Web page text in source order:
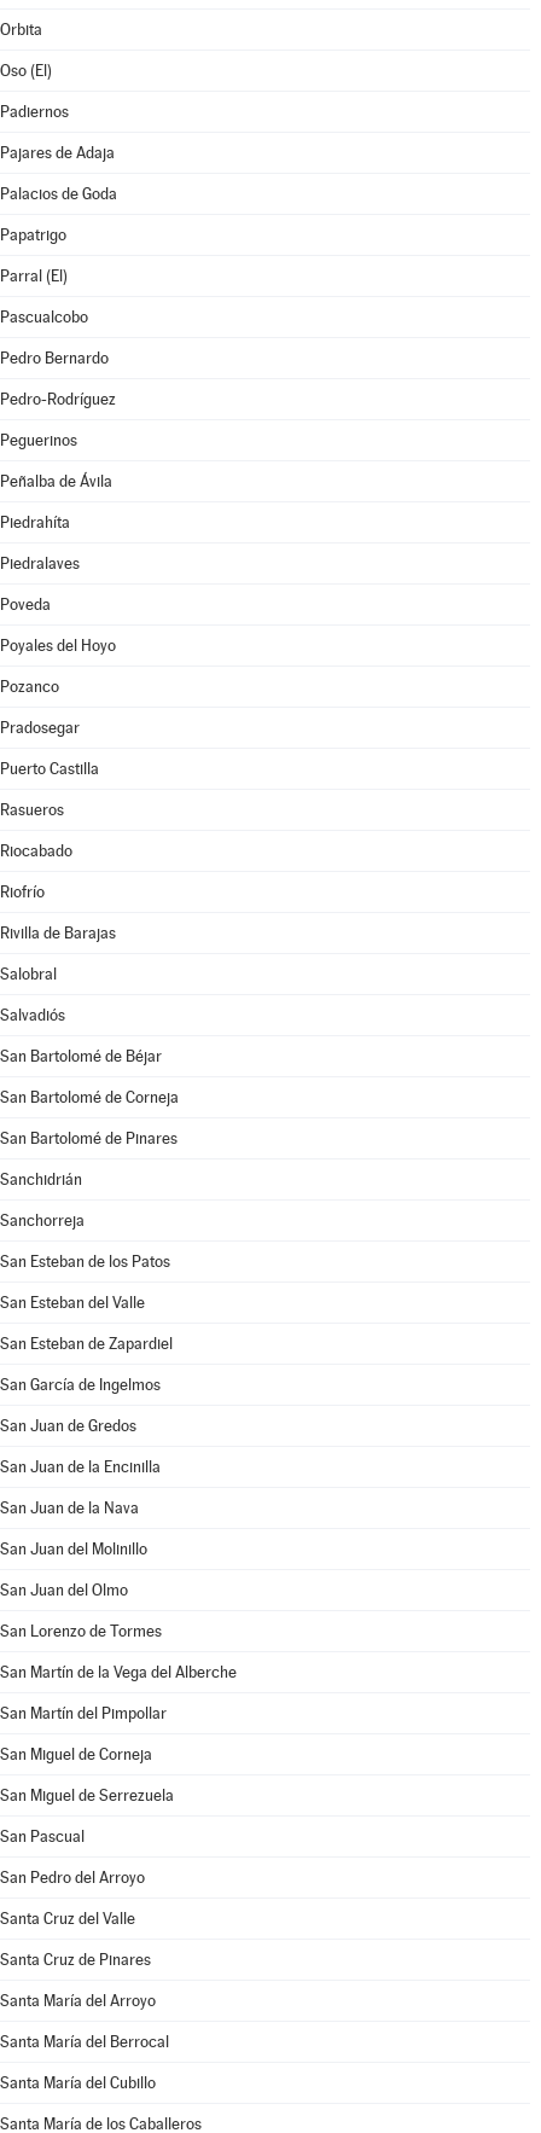
Orbita
Oso (El)
Padiernos
Pajares de Adaja
Palacios de Goda
Papatrigo
Parral (El)
Pascualcobo
Pedro Bernardo
Pedro-Rodríguez
Peguerinos
Peñalba de Ávila
Piedrahíta
Piedralaves
Poveda
Poyales del Hoyo
Pozanco
Pradosegar
Puerto Castilla
Rasueros
Riocabado
Riofrío
Rivilla de Barajas
Salobral
Salvadiós
San Bartolomé de Béjar
San Bartolomé de Corneja
San Bartolomé de Pinares
Sanchidrián
Sanchorreja
San Esteban de los Patos
San Esteban del Valle
San Esteban de Zapardiel
San García de Ingelmos
San Juan de Gredos
San Juan de la Encinilla
San Juan de la Nava
San Juan del Molinillo
San Juan del Olmo
San Lorenzo de Tormes
San Martín de la Vega del Alberche
San Martín del Pimpollar
San Miguel de Corneja
San Miguel de Serrezuela
San Pascual
San Pedro del Arroyo
Santa Cruz del Valle
Santa Cruz de Pinares
Santa María del Arroyo
Santa María del Berrocal
Santa María del Cubillo
Santa María de los Caballeros